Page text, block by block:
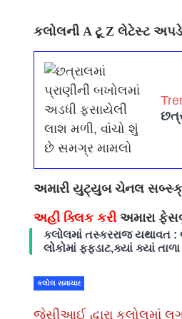
કલોલની A ટૂ Z લેટેસ્ટ
અમારી યુટ્યુબ ચેનલ
અહીં ક્લિક કરી અમારા
કલોલમાં તસ્કરરાજ યથાવત :
લોકોમાં ફફડાટ,ક્યાં ક્યાં
કલોલ સમાચાર
જેસીઆઈ દ્વારા કલોલમાં